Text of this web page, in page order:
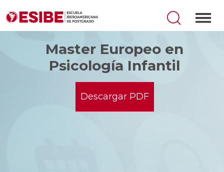
Master Europeo en
Psicología Infantil
Descargar PDF